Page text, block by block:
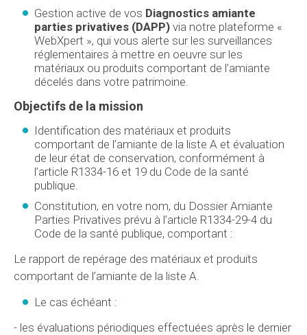
Gestion active de vos Diagnostics amiante
parties privatives (DAPP) via notre plateforme «
WebXpert », qui vous alerte sur les surveillances
réglementaires à mettre en oeuvre sur les
matériaux ou produits comportant de l’amiante
décelés dans votre patrimoine.
Objectifs de la mission
Identification des matériaux et produits
comportant de l’amiante de la liste A et évaluation
de leur état de conservation, conformément à
l’article R1334-16 et 19 du Code de la santé
publique.
Constitution, en votre nom, du Dossier Amiante
Parties Privatives prévu à l’article R1334-29-4 du
Code de la santé publique, comportant :
Le rapport de repérage des matériaux et produits
comportant de l’amiante de la liste A.
Le cas échéant :
- les évaluations périodiques effectuées après le dernier